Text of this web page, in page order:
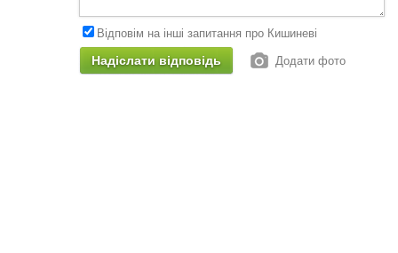
Відповім на інші запитання про Кишиневі
Додати фото